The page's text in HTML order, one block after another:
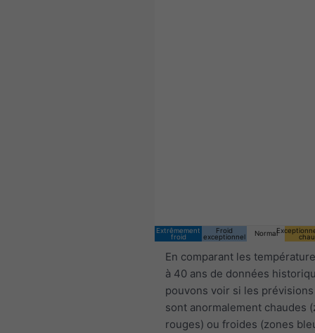
Extrêmement
froid
Froid
exceptionnel
Normal
En comparant les
à 40 ans de données
pouvons voir si les
sont anormalement chaudes
rouges) ou froides (zones